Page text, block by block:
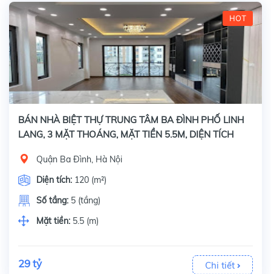
HOT
BÁN NHÀ BIỆT THỰ TRUNG TÂM BA ĐÌNH PHỐ LINH
LANG, 3 MẶT THOÁNG, MẶT TIỀN 5.5M, DIỆN TÍCH
Quận Ba Đình, Hà Nội
Diện tích: 120 (m²)
Số tầng: 5 (tầng)
Mặt tiền: 5.5 (m)
29 tỷ Chi tiết